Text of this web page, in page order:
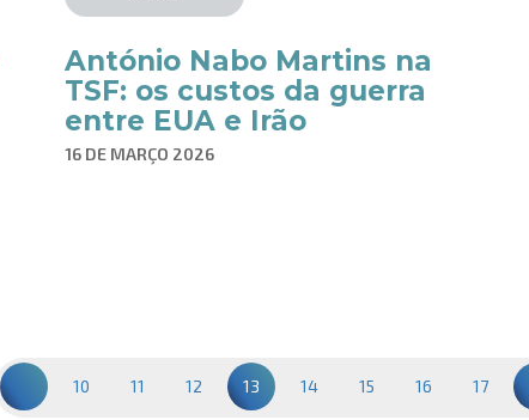
António Nabo Martins na
TSF: os custos da guerra
entre EUA e Irão
16 DE MARÇO 2026
10 11 12 13 14 15 16 17